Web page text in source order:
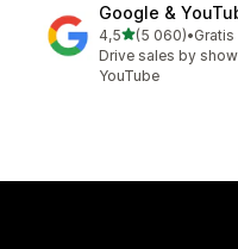
Google &
4,5av 5 stjerner
(5 060)
Totalt 5060 omtaler
•Gratis
Drive sales by
YouTube